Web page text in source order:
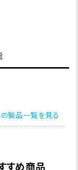
製品一覧を見る
すめ商品